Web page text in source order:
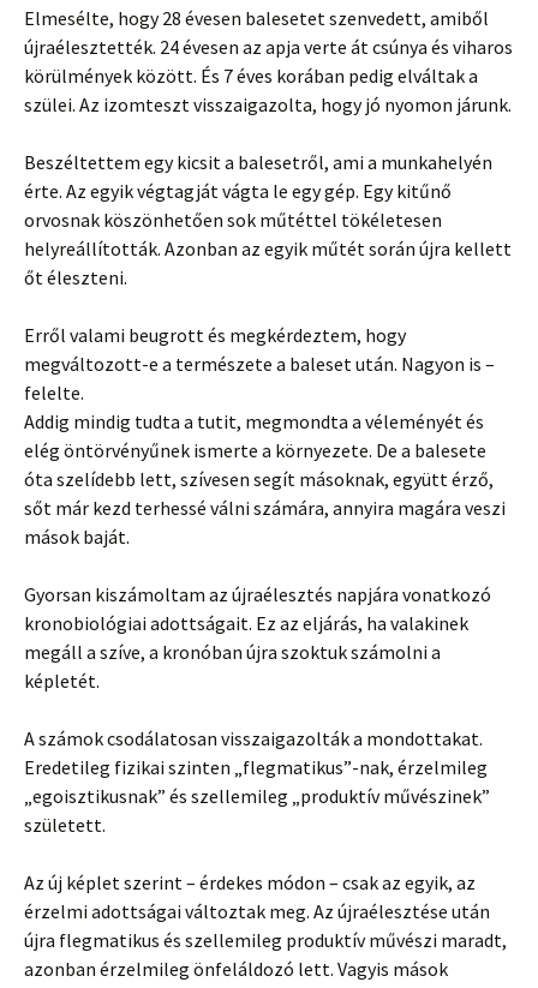
Elmesélte, hogy 28 évesen balesetet szenvedett, amiből
újraélesztették. 24 évesen az apja verte át csúnya és viharos
körülmények között. És 7 éves korában pedig elváltak a
szülei. Az izomteszt visszaigazolta, hogy jó nyomon járunk.
Beszéltettem egy kicsit a balesetről, ami a munkahelyén
érte. Az egyik végtagját vágta le egy gép. Egy kitűnő
orvosnak köszönhetően sok műtéttel tökéletesen
helyreállították. Azonban az egyik műtét során újra kellett
őt éleszteni.
Erről valami beugrott és megkérdeztem, hogy
megváltozott-e a természete a baleset után. Nagyon is –
felelte.
Addig mindig tudta a tutit, megmondta a véleményét és
elég öntörvényűnek ismerte a környezete. De a balesete
óta szelídebb lett, szívesen segít másoknak, együtt érző,
sőt már kezd terhessé válni számára, annyira magára veszi
mások baját.
Gyorsan kiszámoltam az újraélesztés napjára vonatkozó
kronobiológiai adottságait. Ez az eljárás, ha valakinek
megáll a szíve, a kronóban újra szoktuk számolni a
képletét.
A számok csodálatosan visszaigazolták a mondottakat.
Eredetileg fizikai szinten „flegmatikus”-nak, érzelmileg
„egoisztikusnak” és szellemileg „produktív művészinek”
született.
Az új képlet szerint – érdekes módon – csak az egyik, az
érzelmi adottságai változtak meg. Az újraélesztése után
újra flegmatikus és szellemileg produktív művészi maradt,
azonban érzelmileg önfeláldozó lett. Vagyis mások